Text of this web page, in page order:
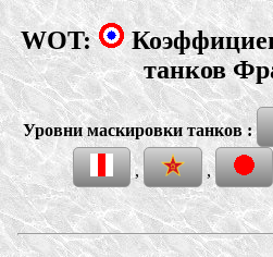
WOT:
танков
Уровни маскировки танков :
, ,